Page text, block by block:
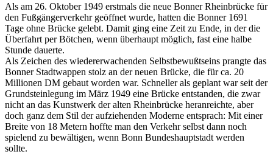
Als am 26. Oktober 1949 erstmals die neue Bonner Rheinbrücke für
den Fußgängerverkehr geöffnet wurde, hatten die Bonner 1691
Tage ohne Brücke gelebt. Damit ging eine Zeit zu Ende, in der die
Überfahrt per Bötchen, wenn überhaupt möglich, fast eine halbe
Stunde dauerte.
Als Zeichen des wiedererwachenden Selbstbewußtseins prangte das
Bonner Stadtwappen stolz an der neuen Brücke, die für ca. 20
Millionen DM gebaut worden war. Schneller als geplant war seit der
Grundsteinlegung im März 1949 eine Brücke entstanden, die zwar
nicht an das Kunstwerk der alten Rheinbrücke heranreichte, aber
doch ganz dem Stil der aufziehenden Moderne entsprach: Mit einer
Breite von 18 Metern hoffte man den Verkehr selbst dann noch
spielend zu bewältigen, wenn Bonn Bundeshauptstadt werden
sollte.